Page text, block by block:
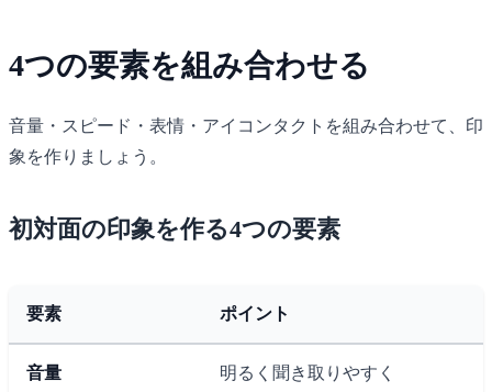
4つの要素を組み合わせる
音量・スピード・表情・アイコンタクトを組み合わせて、印
象を作りましょう。
初対面の印象を作る4つの要素
要素 ポイント
音量 明るく聞き取りやすく